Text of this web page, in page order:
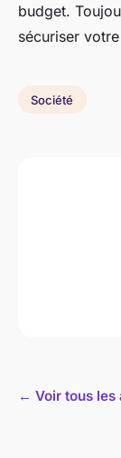
budget.
sécuriser
Société
← Voir tous les